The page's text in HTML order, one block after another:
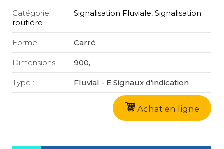
Catégorie : Signalisation Fluviale,Signalisation
routière
Forme : Carré
Dimensions : 900,
Type : Fluvial - E Signaux d'indication
Achat en ligne